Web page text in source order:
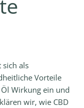
sich als
Vorteile
Wirkung ein und
wir, wie CBD